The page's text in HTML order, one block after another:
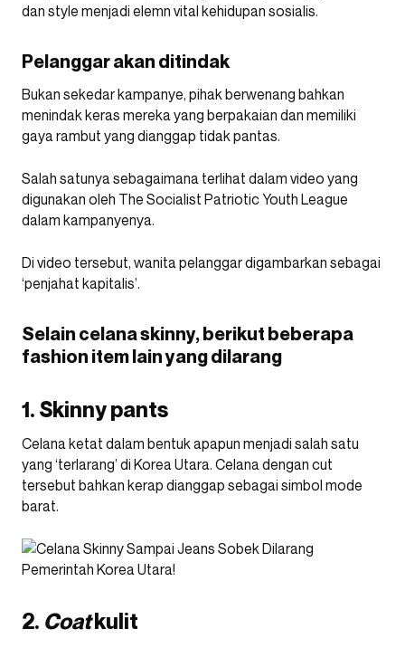
dan style menjadi elemn vital kehidupan sosialis.
Pelanggar akan ditindak
Bukan sekedar kampanye, pihak berwenang bahkan
menindak keras mereka yang berpakaian dan memiliki
gaya rambut yang dianggap tidak pantas.
Salah satunya sebagaimana terlihat dalam video yang
digunakan oleh The Socialist Patriotic Youth League
dalam kampanyenya.
Di video tersebut, wanita pelanggar digambarkan sebagai
‘penjahat kapitalis’.
Selain celana skinny, berikut beberapa
fashion item lain yang dilarang
1. Skinny pants
Celana ketat dalam bentuk apapun menjadi salah satu
yang ‘terlarang’ di Korea Utara. Celana dengan cut
tersebut bahkan kerap dianggap sebagai simbol mode
barat.
2. Coatkulit